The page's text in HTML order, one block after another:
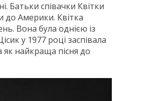
Батьки співачки Квітки
до Америки. Квітка
Вона була однією із
у 1977 році заспівала
найкраща пісня до